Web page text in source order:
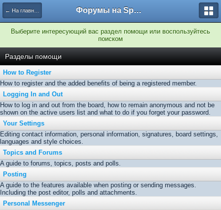
← На главную Форумы на Sportbox.ru
Выберите интересующий вас раздел помощи или воспользуйтесь
поиском
Разделы помощи
How to Register
How to register and the added benefits of being a registered member.
Logging In and Out
How to log in and out from the board, how to remain anonymous and not be
shown on the active users list and what to do if you forget your password.
Your Settings
Editing contact information, personal information, signatures, board settings,
languages and style choices.
Topics and Forums
A guide to forums, topics, posts and polls.
Posting
A guide to the features available when posting or sending messages.
Including the post editor, polls and attachments.
Personal Messenger